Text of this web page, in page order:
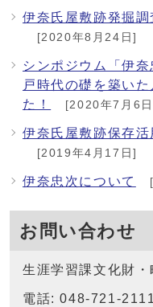
伊奈氏屋敷跡発掘調
[2020年8月24日]
シンポジウム「伊
戸時代の礎を築い
た！
[2020年7月6
伊奈氏屋敷跡保存
[2019年4月17日]
伊奈忠次について
お問い合わせ
生涯学習課文化財・
電話: 048-721-